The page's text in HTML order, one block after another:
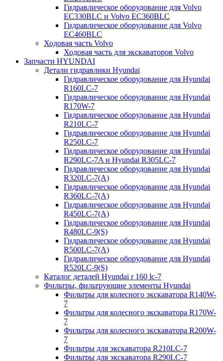
Гидравлическое оборудование для Volvo
EC330BLC и Volvo EC360BLC
Гидравлическое оборудование для Volvo
EC460BLC
Ходовая часть Volvo
Ходовая часть для экскаваторов Volvo
Запчасти HYUNDAI
Детали гидравлики Hyundai
Гидравлическое оборудование для Hyundai
R160LC-7
Гидравлическое оборудование для Hyundai
R170W-7
Гидравлическое оборудование для Hyundai
R210LC-7
Гидравлическое оборудование для Hyundai
R250LC-7
Гидравлическое оборудование для Hyundai
R290LC-7A и Hyundai R305LC-7
Гидравлическое оборудование для Hyundai
R320LC-7(A)
Гидравлическое оборудование для Hyundai
R360LC-7(A)
Гидравлическое оборудование для Hyundai
R450LC-7(A)
Гидравлическое оборудование для Hyundai
R480LC-9(S)
Гидравлическое оборудование для Hyundai
R500LC-7(A)
Гидравлическое оборудование для Hyundai
R520LC-9(S)
Каталог деталей Hyundai r 160 lc-7
Фильтры, фильтрующие элементы Hyundai
Фильтры для колесного экскаватора R140W-
7
Фильтры для колесного экскаватора R170W-
7
Фильтры для колесного экскаватора R200W-
7
Фильтры для экскаватора R210LC-7
Фильтры для экскаватора R290LC-7